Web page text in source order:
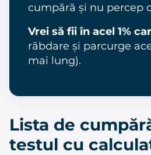
cumpără și nu percep
Vrei să fii în acel 1%
răbdare și parcurge
mai lung).
Lista de
testul cu